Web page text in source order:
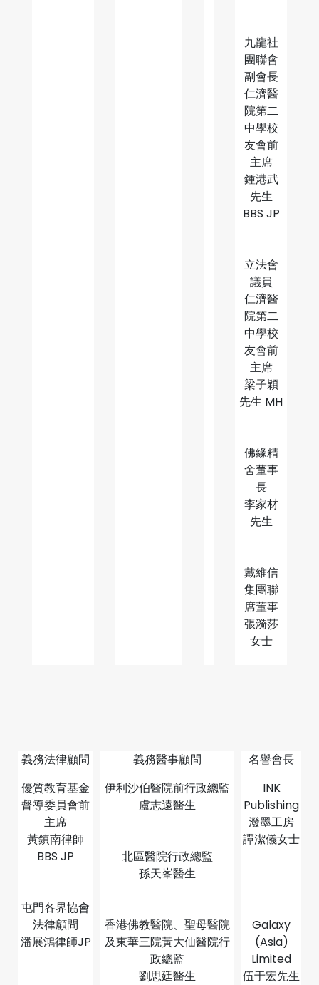
九龍社
團聯會
副會長
仁濟醫
院第二
中學校
友會前
主席
鍾港武
先生
BBS JP
立法會
議員
仁濟醫
院第二
中學校
友會前
主席
梁子穎
先生 MH
佛緣精
舍董事
長
李家材
先生
戴維信
集團聯
席董事
張漪莎
女士
義務法律顧問
優質教育基金
督導委員會前
主席
黃鎮南律師
BBS JP
屯門各界協會
法律顧問
潘展鴻律師JP
義務醫事顧問
伊利沙伯醫院前行政總監
盧志遠醫生
北區醫院行政總監
孫天峯醫生
香港佛教醫院、聖母醫院
及東華三院黃大仙醫院行
政總監
劉思廷醫生
名譽會長
INK
Publishing
潑墨工房
譚潔儀女士
Galaxy
(Asia)
Limited
伍于宏先生